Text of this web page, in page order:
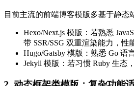
目前主流的前端博客模版多基于静态
Hexo/Next.js 模版：若熟悉
带 SSR/SSG 双重渲染能力，
Hugo/Gatsby 模版：熟悉 Go 语
Jekyll 模版：若习惯 Ruby 生态